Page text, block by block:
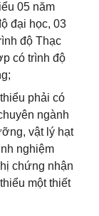
05 năm
đại học, 03
độ Thạc
có trình độ
phải có
ngành
vật lý hạt
nghiệm
chứng nhận
một thiết